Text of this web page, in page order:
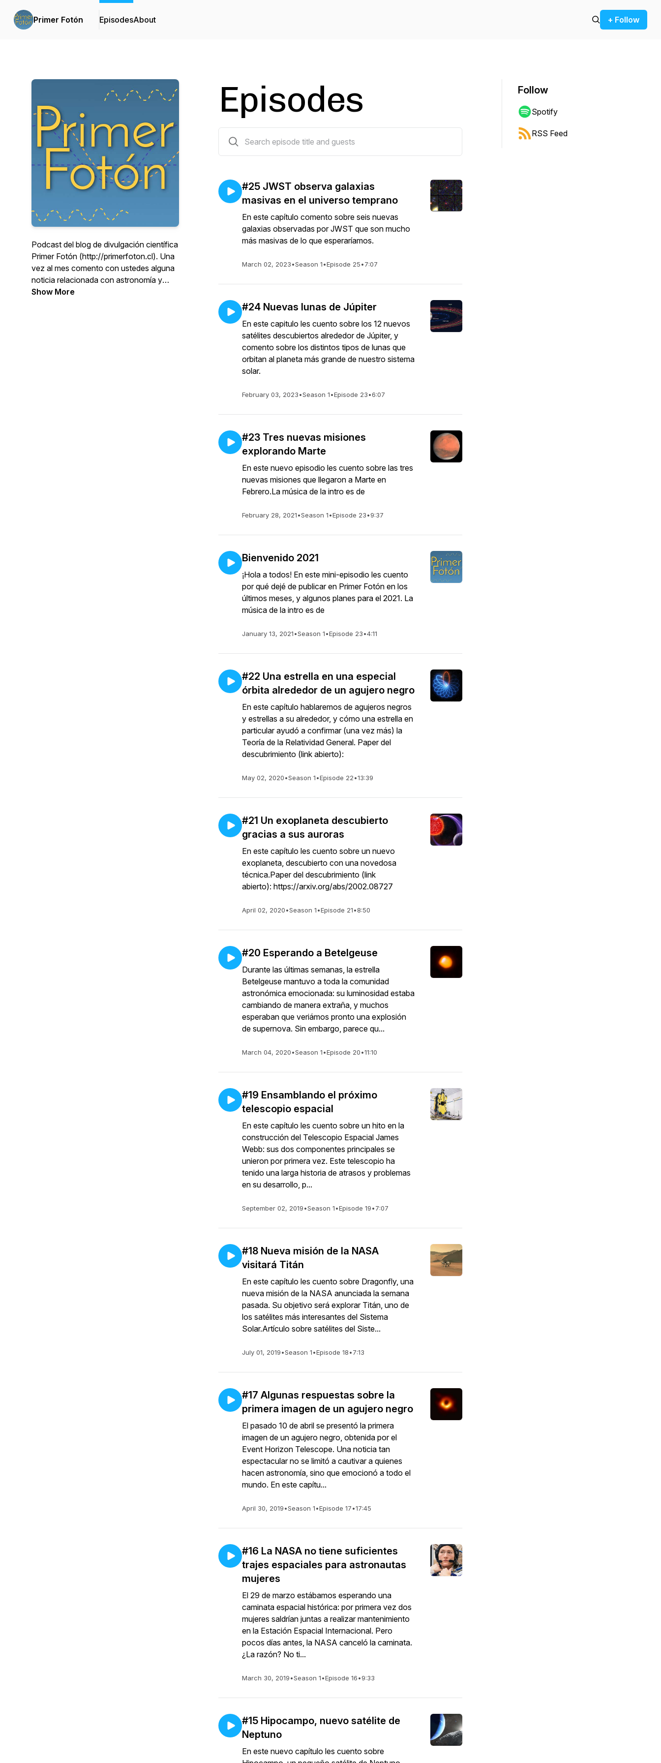
Primer Fotón EpisodesAbout + Follow
Podcast del blog de divulgación científica
Primer Fotón (http://primerfoton.cl). Una
vez al mes comento con ustedes alguna
noticia relacionada con astronomía y
ciencias.
Show More
Episodes
#25 JWST observa galaxias
masivas en el universo temprano
En este capítulo comento sobre seis nuevas
galaxias observadas por JWST que son mucho
más masivas de lo que esperaríamos.
March 02, 2023•Season 1•Episode 25•7:07
#24 Nuevas lunas de Júpiter
En este capitulo les cuento sobre los 12 nuevos
satélites descubiertos alrededor de Júpiter, y
comento sobre los distintos tipos de lunas que
orbitan al planeta más grande de nuestro sistema
solar.
February 03, 2023•Season 1•Episode 23•6:07
#23 Tres nuevas misiones
explorando Marte
En este nuevo episodio les cuento sobre las tres
nuevas misiones que llegaron a Marte en
Febrero.La música de la intro es de
February 28, 2021•Season 1•Episode 23•9:37
Bienvenido 2021
¡Hola a todos! En este mini-episodio les cuento
por qué dejé de publicar en Primer Fotón en los
últimos meses, y algunos planes para el 2021. La
música de la intro es de
January 13, 2021•Season 1•Episode 23•4:11
#22 Una estrella en una especial
órbita alrededor de un agujero negro
En este capítulo hablaremos de agujeros negros
y estrellas a su alrededor, y cómo una estrella en
particular ayudó a confirmar (una vez más) la
Teoría de la Relatividad General. Paper del
descubrimiento (link abierto):
May 02, 2020•Season 1•Episode 22•13:39
#21 Un exoplaneta descubierto
gracias a sus auroras
En este capítulo les cuento sobre un nuevo
exoplaneta, descubierto con una novedosa
técnica.Paper del descubrimiento (link
abierto): https://arxiv.org/abs/2002.08727
April 02, 2020•Season 1•Episode 21•8:50
#20 Esperando a Betelgeuse
Durante las últimas semanas, la estrella
Betelgeuse mantuvo a toda la comunidad
astronómica emocionada: su luminosidad estaba
cambiando de manera extraña, y muchos
esperaban que veriámos pronto una explosión
de supernova. Sin embargo, parece qu...
March 04, 2020•Season 1•Episode 20•11:10
#19 Ensamblando el próximo
telescopio espacial
En este capítulo les cuento sobre un hito en la
construcción del Telescopio Espacial James
Webb: sus dos componentes principales se
unieron por primera vez. Este telescopio ha
tenido una larga historia de atrasos y problemas
en su desarrollo, p...
September 02, 2019•Season 1•Episode 19•7:07
#18 Nueva misión de la NASA
visitará Titán
En este capítulo les cuento sobre Dragonfly, una
nueva misión de la NASA anunciada la semana
pasada. Su objetivo será explorar Titán, uno de
los satélites más interesantes del Sistema
Solar.Artículo sobre satélites del Siste...
July 01, 2019•Season 1•Episode 18•7:13
#17 Algunas respuestas sobre la
primera imagen de un agujero negro
El pasado 10 de abril se presentó la primera
imagen de un agujero negro, obtenida por el
Event Horizon Telescope. Una noticia tan
espectacular no se limitó a cautivar a quienes
hacen astronomía, sino que emocionó a todo el
mundo. En este capítu...
April 30, 2019•Season 1•Episode 17•17:45
#16 La NASA no tiene suficientes
trajes espaciales para astronautas
mujeres
El 29 de marzo estábamos esperando una
caminata espacial histórica: por primera vez dos
mujeres saldrían juntas a realizar mantenimiento
en la Estación Espacial Internacional. Pero
pocos días antes, la NASA canceló la caminata.
¿La razón? No ti...
March 30, 2019•Season 1•Episode 16•9:33
#15 Hipocampo, nuevo satélite de
Neptuno
En este nuevo capítulo les cuento sobre
Follow
Spotify
RSS Feed